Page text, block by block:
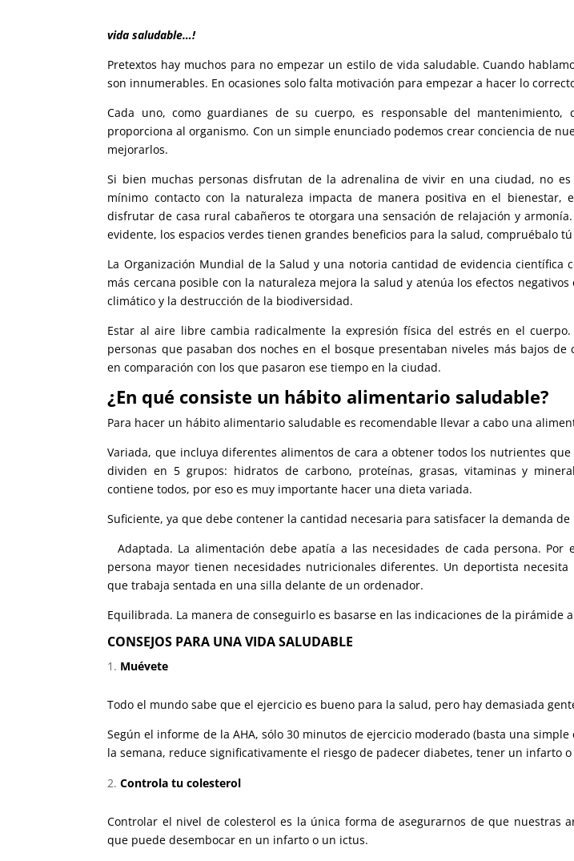
vida saludable…!
Pretextos hay muchos para no empezar un estilo de vida saludable. Cuando
son innumerables. En ocasiones solo falta motivación para empezar a hacer lo
Cada uno, como guardianes de su cuerpo, es responsable del
proporciona al organismo. Con un simple enunciado podemos crear conciencia de
mejorarlos.
Si bien muchas personas disfrutan de la adrenalina de vivir en una ciudad, no
mínimo contacto con la naturaleza impacta de manera positiva en el bienestar,
disfrutar de casa rural cabañeros te otorgara una sensación de relajación y
evidente, los espacios verdes tienen grandes beneficios para la salud, compruébalo
La Organización Mundial de la Salud y una notoria cantidad de evidencia científica
más cercana posible con la naturaleza mejora la salud y atenúa los efectos
climático y la destrucción de la biodiversidad.
Estar al aire libre cambia radicalmente la expresión física del estrés en el
personas que pasaban dos noches en el bosque presentaban niveles más bajos
en comparación con los que pasaron ese tiempo en la ciudad.
¿En qué consiste un hábito alimentario saludable?
Para hacer un hábito alimentario saludable es recomendable llevar a cabo una
Variada, que incluya diferentes alimentos de cara a obtener todos los nutrientes
dividen en 5 grupos: hidratos de carbono, proteínas, grasas, vitaminas y
contiene todos, por eso es muy importante hacer una dieta variada.
Suficiente, ya que debe contener la cantidad necesaria para satisfacer la demanda
Adaptada. La alimentación debe apatía a las necesidades de cada persona. Por
persona mayor tienen necesidades nutricionales diferentes. Un deportista
que trabaja sentada en una silla delante de un ordenador.
Equilibrada. La manera de conseguirlo es basarse en las indicaciones de la pirámide
CONSEJOS PARA UNA VIDA SALUDABLE
Muévete
Todo el mundo sabe que el ejercicio es bueno para la salud, pero hay demasiada
Según el informe de la AHA, sólo 30 minutos de ejercicio moderado (basta una
la semana, reduce significativamente el riesgo de padecer diabetes, tener un infarto
Controla tu colesterol
Controlar el nivel de colesterol es la única forma de asegurarnos de que nuestras
que puede desembocar en un infarto o un ictus.